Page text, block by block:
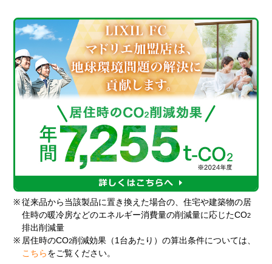
※ 従来品から当該製品に置き換えた場合の、住宅や建築物の居
住時の暖冷房などのエネルギー消費量の削減量に応じたCO2
排出削減量
※ 居住時のCO2削減効果（1台あたり）の算出条件については、
こちら をご覧ください。